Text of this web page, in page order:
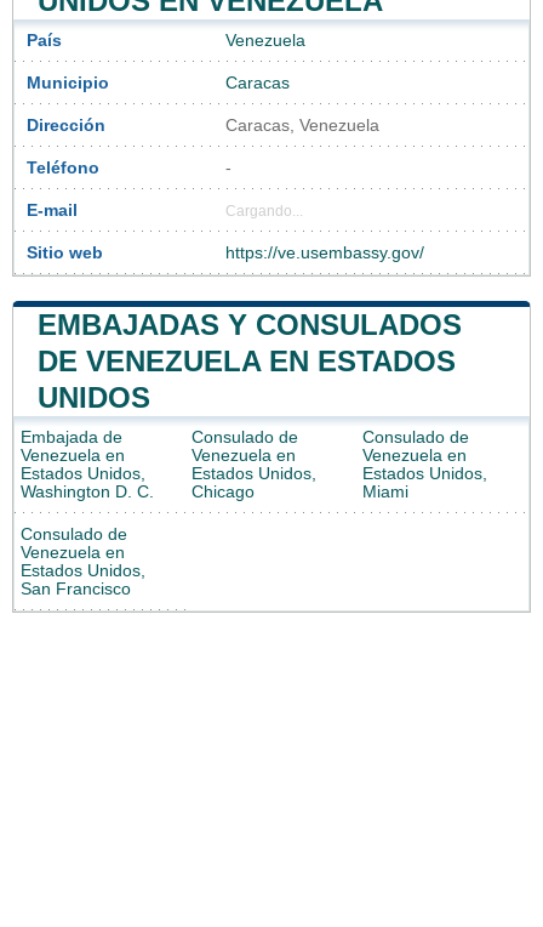
País Venezuela
Municipio Caracas
Dirección Caracas, Venezuela
Teléfono -
E-mail Cargando...
Sitio web https://ve.usembassy.gov/
EMBAJADAS Y CONSULADOS
DE VENEZUELA EN ESTADOS
UNIDOS
Embajada de
Venezuela en
Estados Unidos,
Washington D. C.
Consulado de
Venezuela en
Estados Unidos,
Chicago
Consulado de
Venezuela en
Estados Unidos,
Miami
Consulado de
Venezuela en
Estados Unidos,
San Francisco